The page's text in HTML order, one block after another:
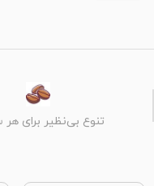
تنوع بی‌نظیر برای هر